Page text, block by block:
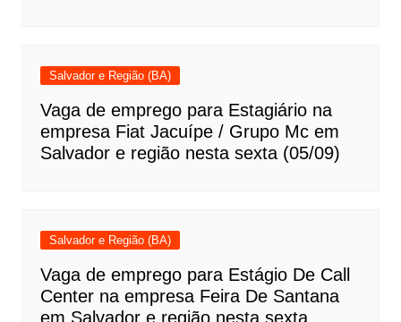
Salvador e Região (BA)
Vaga de emprego para Estagiário na
empresa Fiat Jacuípe / Grupo Mc em
Salvador e região nesta sexta (05/09)
Salvador e Região (BA)
Vaga de emprego para Estágio De Call
Center na empresa Feira De Santana
em Salvador e região nesta sexta